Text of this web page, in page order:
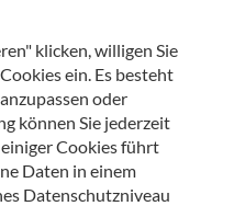
hat aber auch positive
werden in kompakter
über Scham
klicken, willigen Sie
ein. Es besteht
oder
können Sie jederzeit
Cookies führt
Daten in einem
Datenschutzniveau